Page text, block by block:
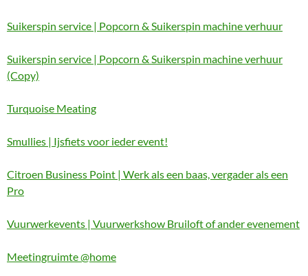
Suikerspin service | Popcorn & Suikerspin machine verhuur
Suikerspin service | Popcorn & Suikerspin machine verhuur
(Copy)
Turquoise Meating
Smullies | Ijsfiets voor ieder event!
Citroen Business Point | Werk als een baas, vergader als een
Pro
Vuurwerkevents | Vuurwerkshow Bruiloft of ander evenement
Meetingruimte @home